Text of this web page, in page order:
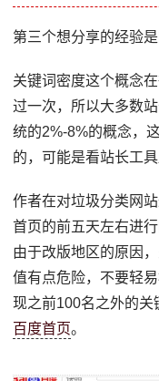
第三个想分享的经验
关键词密度这个概念
过一次，所以大多数
统的2%-8%的概念，
的，可能是看站长工具
作者在对垃圾分类网
首页的前五天左右进
由于改版地区的原因
值有点危险，不要轻
现之前100名之外的关
百度首页。